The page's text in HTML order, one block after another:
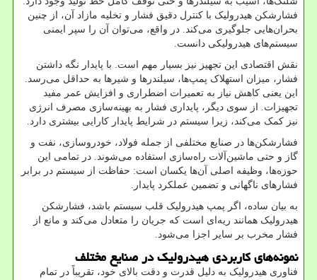
فشارشکن هیدرولیک با کنترل دقیق فشار و تخلیه مازاد آن، از چنین
بحران‌هایی جلوگیری می‌کند. در واقع، می‌توان آن را سپر ایمنی
سیستم‌های هیدرولیکی دانست.
نقش اقتصادی این تجهیز نیز بسیار مهم است. با پایدار نگه داشتن
فشار، میزان استهلاک پمپ‌ها، سیلندرها و شیرها به حداقل می‌رسد.
این یعنی کاهش نیاز به تعمیرات اضطراری و افزایش عمر مفید
تجهیزات. از سوی دیگر، پایداری فشار به بهینه‌سازی مصرف انرژی
نیز کمک می‌کند، زیرا سیستم در شرایط پایدار کارایی بیشتری دارد.
فشارشکن‌ها در صنایع مختلفی از جمله فولاد، خودروسازی، نفت و
گاز و حتی ماشین‌آلات راه‌سازی استفاده می‌شوند. در تمامی این
حوزه‌ها، وظیفه اصلی آن‌ها یکسان است: حفاظت از سیستم در برابر
فشارهای ناگهانی و تضمین عملکرد پایدار .
به بیان ساده، اگر پمپ هیدرولیک قلب سیستم باشد، فشارشکن
هیدرولیک همانند ریه‌ای است که جریان را متعادل می‌کند و مانع از
فشار مخرب بر سایر اجزا می‌شود.
نمونه‌های کاربردی هیدرولیک در صنایع مختلف
فناوری هیدرولیک به دلیل قدرت و دقت بالای خود، تقریباً در تمام